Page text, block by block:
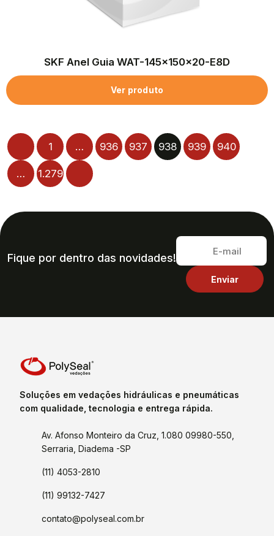
SKF Anel Guia WAT-145x150x20-E8D
Ver produto
1 … 936 937 938 939 940
… 1.279
Fique por dentro das novidades!
Soluções em vedações hidráulicas e pneumáticas
com qualidade, tecnologia e entrega rápida.
Av. Afonso Monteiro da Cruz, 1.080 09980-550,
Serraria, Diadema -SP
(11) 4053-2810
(11) 99132-7427
contato@polyseal.com.br